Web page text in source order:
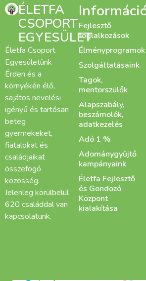
ÉLETFA
CSOPORT
EGYESÜLET
Életfa Csoport
Egyesületünk
Érden és a
környékén élő,
sajátos nevelési
igényű és tartósan
beteg
gyermekeket,
fiatalokat és
családjaikat
összefogó
közösség.
Jelenleg körülbelül
620 családdal van
kapcsolatunk.
Fejlesztő
foglalkozások
Élményprogramok
Szolgáltatásaink
Tagok,
mentorszülők
Alapszabály,
beszámolók,
adatkezelés
Adó 1 %
Adománygyűjtő
kampányaink
Életfa Fejlesztő
és Gondozó
Központ
kialakítása